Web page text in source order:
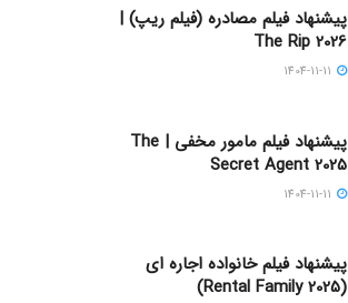
پیشنهاد فیلم مصادره (فیلم ریپ) |
The Rip 2026
پیشنهاد فیلم مامور مخفی | The
Secret Agent 2025
پیشنهاد فیلم خانواده اجاره‌ ای
(Rental Family 2025)